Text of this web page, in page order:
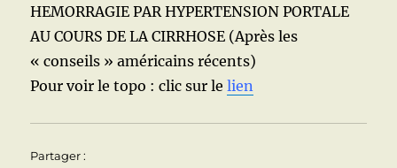
HEMORRAGIE PAR HYPERTENSION PORTALE
AU COURS DE LA CIRRHOSE (Après les
« conseils » américains récents)
Pour voir le topo : clic sur lelien
Partager :